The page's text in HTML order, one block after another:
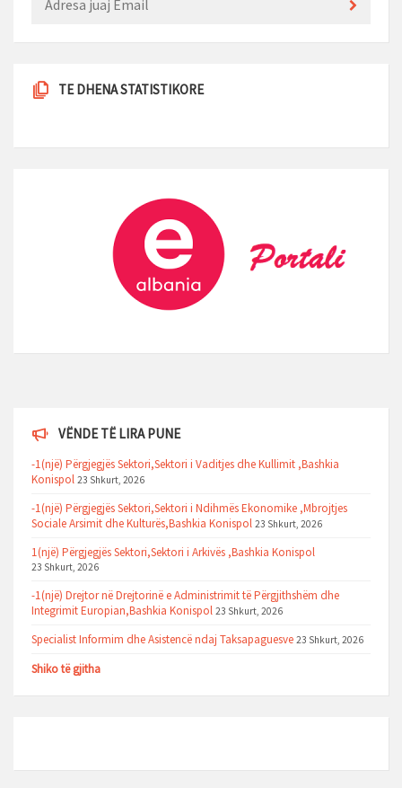
TE DHENA STATISTIKORE
VËNDE TË LIRA PUNE
-1(një) Përgjegjës Sektori,Sektori i Vaditjes dhe Kullimit ,Bashkia
Konispol 23 Shkurt, 2026
-1(një) Përgjegjës Sektori,Sektori i Ndihmës Ekonomike ,Mbrojtjes
Sociale Arsimit dhe Kulturës,Bashkia Konispol 23 Shkurt, 2026
1(një) Përgjegjës Sektori,Sektori i Arkivës ,Bashkia Konispol
23 Shkurt, 2026
-1(një) Drejtor në Drejtorinë e Administrimit të Përgjithshëm dhe
Integrimit Europian,Bashkia Konispol 23 Shkurt, 2026
Specialist Informim dhe Asistencë ndaj Taksapaguesve 23 Shkurt, 2026
Shiko të gjitha